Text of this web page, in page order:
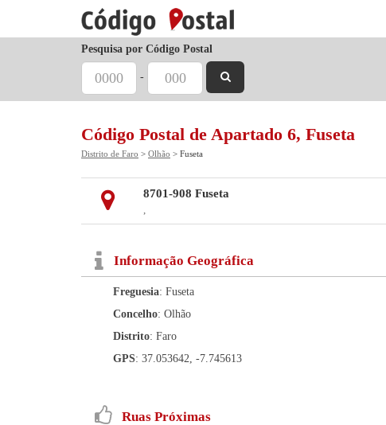
Pesquisa por Código Postal
-
Código Postal de Apartado 6, Fuseta
Distrito de Faro > Olhão > Fuseta
8701-908 Fuseta
,
Informação Geográfica
Freguesia: Fuseta
Concelho: Olhão
Distrito: Faro
GPS: 37.053642, -7.745613
Ruas Próximas